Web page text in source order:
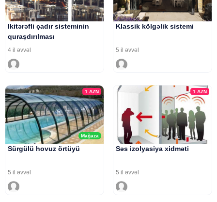
Ikitərəfli çadır sisteminin
quraşdırılması
4 il əvvəl
Klassik kölgəlik sistemi
5 il əvvəl
Mağaza
1AZN
Sürgülü hovuz örtüyü
5 il əvvəl
1 AZN
Səs izolyasiya xidməti
5 il əvvəl